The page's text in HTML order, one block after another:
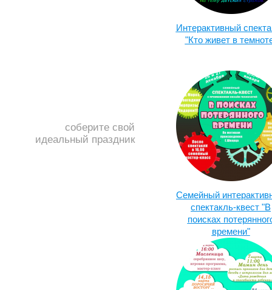
соберите свой
идеальный праздник
Интерактивный
"Кто живет в
Семейный
спектакль-квест "В
поисках
времени"